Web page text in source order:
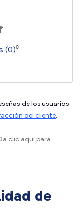
(0)◊
de los usuarios
del cliente.
clic aquípara
de